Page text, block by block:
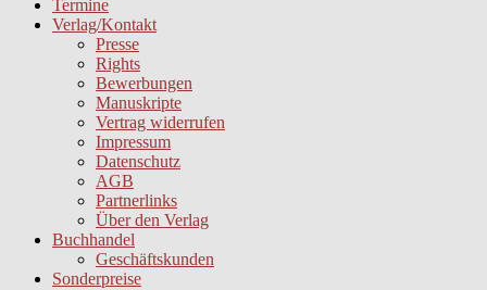
Termine
Verlag/Kontakt
Presse
Rights
Bewerbungen
Manuskripte
Vertrag widerrufen
Impressum
Datenschutz
AGB
Partnerlinks
Über den Verlag
Buchhandel
Geschäftskunden
Sonderpreise